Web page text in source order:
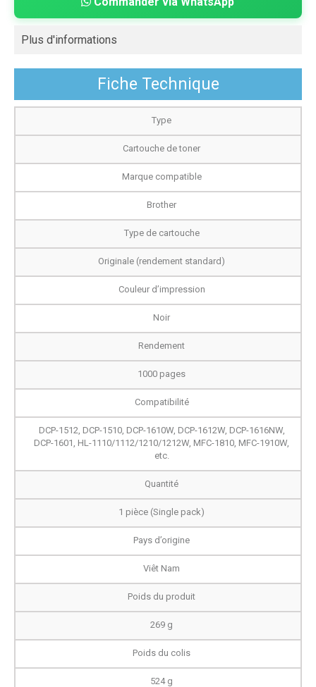
Plus d'informations
Fiche Technique
Type
Cartouche de toner
Marque compatible
Brother
Type de cartouche
Originale (rendement standard)
Couleur d’impression
Noir
Rendement
1000 pages
Compatibilité
DCP-1512, DCP-1510, DCP-1610W, DCP-1612W, DCP-1616NW,
DCP-1601, HL-1110/1112/1210/1212W, MFC-1810, MFC-1910W,
etc.
Quantité
1 pièce (Single pack)
Pays d’origine
Viêt Nam
Poids du produit
269 g
Poids du colis
524 g